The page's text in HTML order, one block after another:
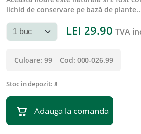
lichid de conservare pe bază de plante...
LEI 29.90 TVA
Culoare: 99 | Cod: 000-026.99
Stoc in depozit: 8
Adauga la comanda